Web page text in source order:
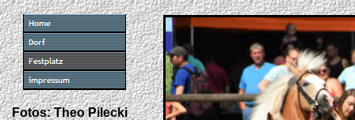
Fotos: Theo Pilecki